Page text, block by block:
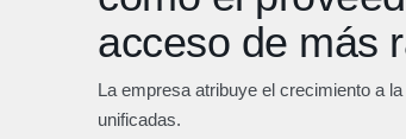
acceso de más
La empresa atribuye el crecimiento a
unificadas.